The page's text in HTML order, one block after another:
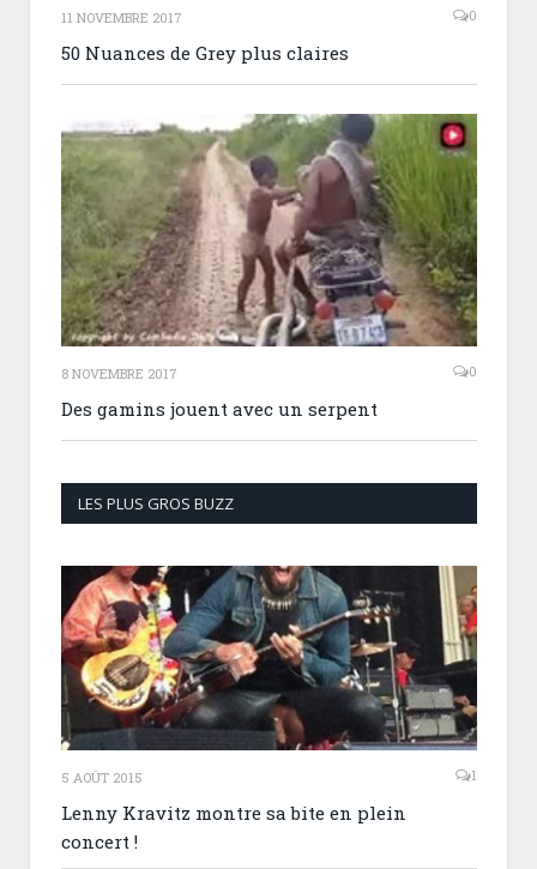
11 NOVEMBRE 2017 0
50 Nuances de Grey plus claires
8 NOVEMBRE 2017 0
Des gamins jouent avec un serpent
LES PLUS GROS BUZZ
5 AOÛT 2015 1
Lenny Kravitz montre sa bite en plein
concert !